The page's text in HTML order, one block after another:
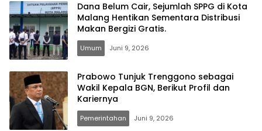
Dana Belum Cair, Sejumlah SPPG di Kota
Malang Hentikan Sementara Distribusi
Makan Bergizi Gratis.
Umum Juni 9, 2026
Prabowo Tunjuk Trenggono sebagai
Wakil Kepala BGN, Berikut Profil dan
Kariernya
Pemerintahan Juni 9, 2026